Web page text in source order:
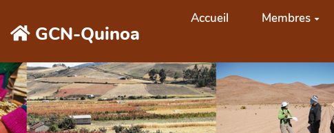
GCN-Quinoa
Accueil Membres